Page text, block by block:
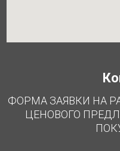
ФОРМА ЗАЯВКИ НА
ЦЕНОВОГО